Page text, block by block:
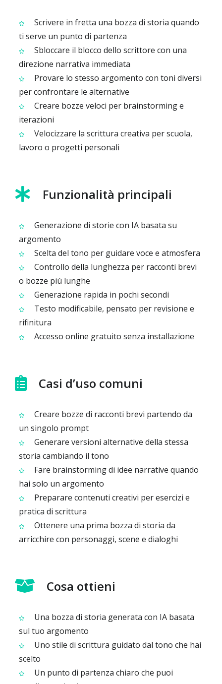
Scrivere in fretta una bozza di storia quando
ti serve un punto di partenza
Sbloccare il blocco dello scrittore con una
direzione narrativa immediata
Provare lo stesso argomento con toni diversi
per confrontare le alternative
Creare bozze veloci per brainstorming e
iterazioni
Velocizzare la scrittura creativa per scuola,
lavoro o progetti personali
Funzionalità principali
Generazione di storie con IA basata su
argomento
Scelta del tono per guidare voce e atmosfera
Controllo della lunghezza per racconti brevi
o bozze più lunghe
Generazione rapida in pochi secondi
Testo modificabile, pensato per revisione e
rifinitura
Accesso online gratuito senza installazione
Casi d’uso comuni
Creare bozze di racconti brevi partendo da
un singolo prompt
Generare versioni alternative della stessa
storia cambiando il tono
Fare brainstorming di idee narrative quando
hai solo un argomento
Preparare contenuti creativi per esercizi e
pratica di scrittura
Ottenere una prima bozza di storia da
arricchire con personaggi, scene e dialoghi
Cosa ottieni
Una bozza di storia generata con IA basata
sul tuo argomento
Uno stile di scrittura guidato dal tono che hai
scelto
Un punto di partenza chiaro che puoi